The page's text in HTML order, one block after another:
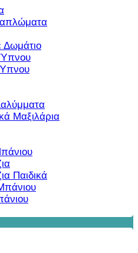
Ύπνου
Μαξιλάρια
Παιδικά